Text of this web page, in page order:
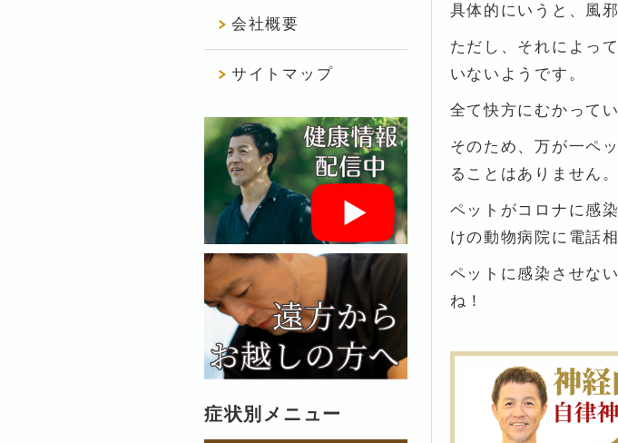
具体的にいうと、風
ただし、それによっ
いないようです。
全て快方にむかって
そのため、万が一ペ
ることはありません。
ペットがコロナに感
けの動物病院に電話
ペットに感染させな
ね！
会社概要
サイトマップ
症状別メニュー